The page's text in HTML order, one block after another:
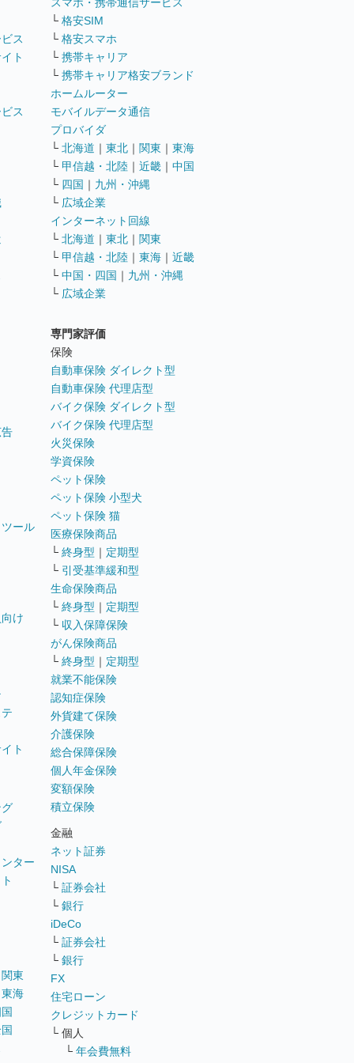
ス
ト
ス
ール
け
ト
ター
関東
東海
└ 格安SIM
└ 格安スマホ
└ 携帯キャリア
└ 携帯キャリア格安ブランド
ホームルーター
モバイルデータ通信
プロバイダ
└ 北海道 ｜ 東北 ｜ 関東 ｜ 東海
└ 甲信越・北陸 ｜ 近畿 ｜ 中国
└ 四国 ｜ 九州・沖縄
└ 広域企業
インターネット回線
└ 北海道 ｜ 東北 ｜ 関東
└ 甲信越・北陸 ｜ 東海 ｜ 近畿
└ 中国・四国 ｜ 九州・沖縄
└ 広域企業
専門家評価
保険
自動車保険 ダイレクト型
自動車保険 代理店型
バイク保険 ダイレクト型
バイク保険 代理店型
火災保険
学資保険
ペット保険
ペット保険 小型犬
ペット保険 猫
医療保険商品
└ 終身型 ｜ 定期型
└ 引受基準緩和型
生命保険商品
└ 終身型 ｜ 定期型
└ 収入保障保険
がん保険商品
└ 終身型 ｜ 定期型
就業不能保険
認知症保険
外貨建て保険
介護保険
総合保障保険
個人年金保険
変額保険
積立保険
金融
ネット証券
NISA
└ 証券会社
└ 銀行
iDeCo
└ 証券会社
└ 銀行
FX
住宅ローン
クレジットカード
└ 個人
└ 年会費無料